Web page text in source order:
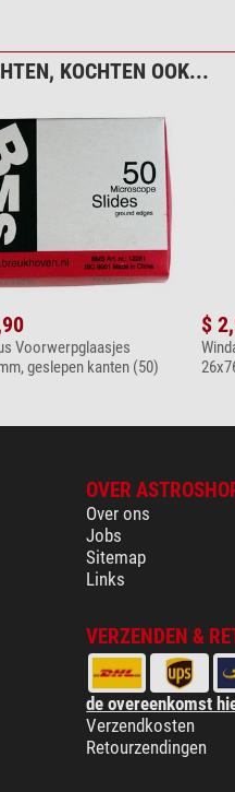
KOCHTEN OOK...
Voorwerpglaasjes
geslepen kanten (50)
$
OVER
Over ons
Jobs
Sitemap
Links
VERZENDEN &
de overeenkomst
Verzendkosten
Retourzendingen